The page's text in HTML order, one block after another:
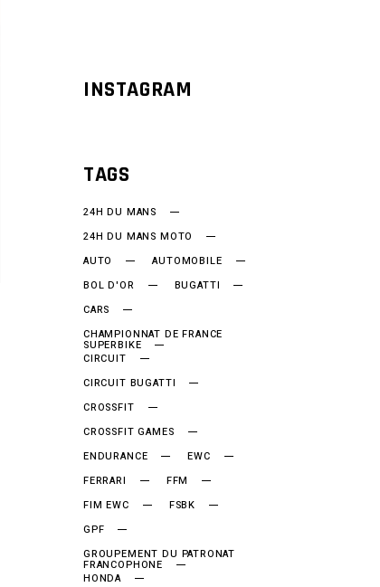
INSTAGRAM
TAGS
24H DU MANS
24H DU MANS MOTO
AUTO
AUTOMOBILE
BOL D'OR
BUGATTI
CARS
CHAMPIONNAT DE FRANCE
SUPERBIKE
CIRCUIT
CIRCUIT BUGATTI
CROSSFIT
CROSSFIT GAMES
ENDURANCE
EWC
FERRARI
FFM
FIM EWC
FSBK
GPF
GROUPEMENT DU PATRONAT
FRANCOPHONE
HONDA